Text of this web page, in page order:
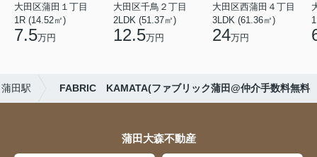
大田区蒲田１丁目
1R (14.52㎡)
7.5万円
大田区千鳥２丁目
2LDK (51.37㎡)
12.5万円
大田区西蒲田４丁目
3LDK (61.36㎡)
24万円
蒲田駅 FABRIC KAMATA(ファブリック蒲田@仲介手数料無料
蒲田大森不動産